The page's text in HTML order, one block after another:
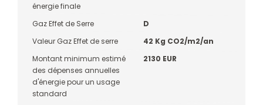
énergie finale
Gaz Effet de Serre
D
Valeur Gaz Effet de serre
42 Kg CO2/m2/an
Montant minimum estimé
des dépenses annuelles
d'énergie pour un usage
standard
2130 EUR